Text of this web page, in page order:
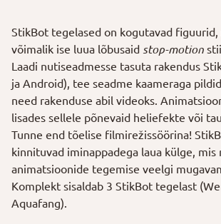
StikBot tegelased on kogutavad
võimalik ise luua lõbusaid stop-motion
Laadi nutiseadmesse tasuta rakendus
ja Android), tee seadme kaameraga
need rakenduse abil videoks.
lisades sellele põnevaid heliefekte või
Tunne end tõelise filmirežissöörina!
kinnituvad iminappadega laua külge, mis
animatsioonide tegemise veelgi
Komplekt sisaldab 3 StikBot tegelast
Aquafang).